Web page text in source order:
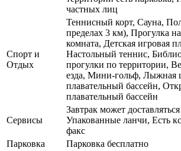
частных лиц
Спорт и
Отдых
Теннисный корт, Сауна,
пределах 3 км), Прогулка
комната, Детская игровая
Настольный теннис,
прогулки по территории,
езда, Мини-гольф, Лыжная
плавательный бассейн,
плавательный бассейн
Сервисы
Завтрак может
Упакованные ланчи, Есть
факс
Парковка
Парковка бесплатно